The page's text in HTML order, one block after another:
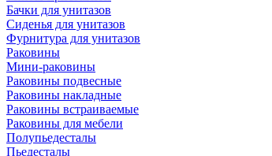
Бачки для унитазов
Сиденья для унитазов
Фурнитура для унитазов
Раковины
Мини-раковины
Раковины подвесные
Раковины накладные
Раковины встраиваемые
Раковины для мебели
Полупьедесталы
Пьедесталы